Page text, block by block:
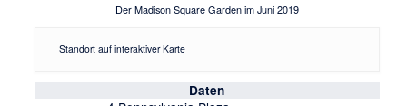
Der Madison Square Garden im Juni 2019
Standort auf interaktiver Karte
Daten